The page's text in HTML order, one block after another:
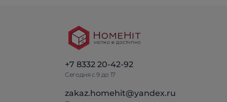
+7 8332 20-42-92
Сегодня с 9 до 17
zakaz.homehit@yandex.ru